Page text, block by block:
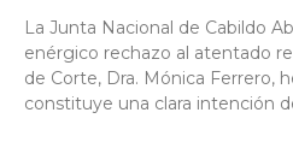
La Junta Nacional de Cabildo
enérgico rechazo al atentado
de Corte, Dra. Mónica Ferrero,
constituye una clara intención